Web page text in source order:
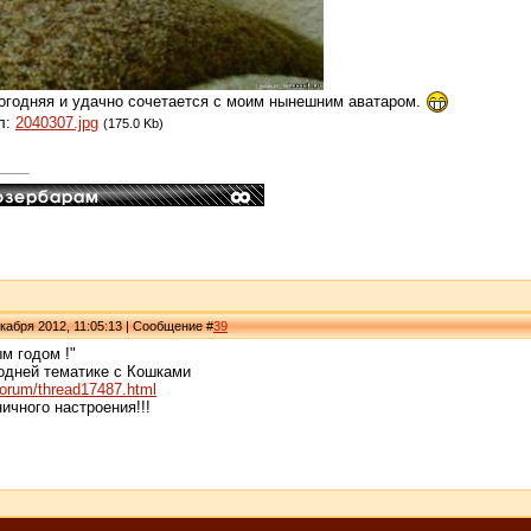
и удачно сочетается с моим нынешним аватаром.
2040307.jpg (175.0 Kb)
2012, 11:05:13 | Сообщение #39
годом !"
тематике с Кошками
thread17487.html
настроения!!!